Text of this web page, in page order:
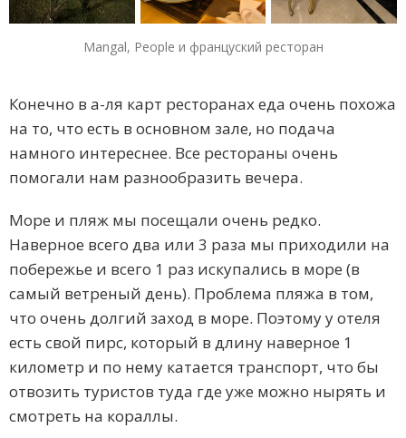
Mangal, People и француский ресторан
Конечно в а-ля карт ресторанах еда очень похожа
на то, что есть в основном зале, но подача
намного интереснее. Все рестораны очень
помогали нам разнообразить вечера.
Море и пляж мы посещали очень редко.
Наверное всего два или 3 раза мы приходили на
побережье и всего 1 раз искупались в море (в
самый ветреный день). Проблема пляжа в том,
что очень долгий заход в море. Поэтому у отеля
есть свой пирс, который в длину наверное 1
километр и по нему катается транспорт, что бы
отвозить туристов туда где уже можно нырять и
смотреть на кораллы.